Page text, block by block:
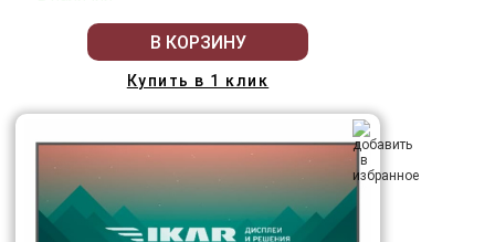
В КОРЗИНУ
Купить в 1 клик